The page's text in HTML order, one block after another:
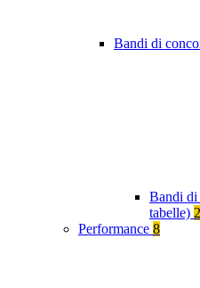
Bandi di
Bandi di
tabelle)
Performance 8